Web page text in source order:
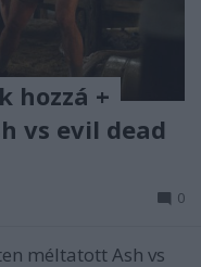
hozzá +
vs evil dead
0
méltatott Ash vs